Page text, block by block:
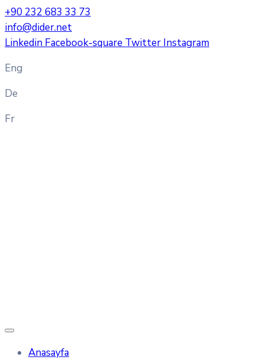
+90 232 683 33 73
info@dider.net
Linkedin Facebook-square Twitter Instagram
Eng
De
Fr
Anasayfa